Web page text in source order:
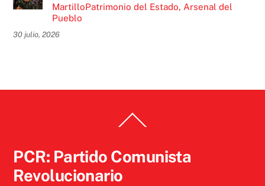
MartilloPatrimonio del Estado, Arsenal del
Pueblo
30 julio, 2026
To
PCR: Partido Comunista
Revolucionario